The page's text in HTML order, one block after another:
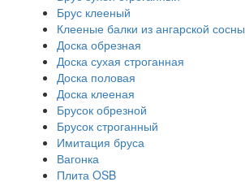
Брус клееный
Клееные балки из ангарской сосны
Доска обрезная
Доска сухая строганная
Доска половая
Доска клееная
Брусок обрезной
Брусок строганный
Имитация бруса
Вагонка
Плита OSB